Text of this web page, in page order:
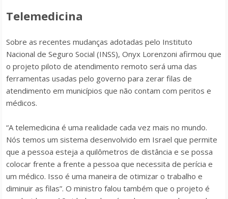
Telemedicina
Sobre as recentes mudanças adotadas pelo Instituto
Nacional de Seguro Social (INSS), Onyx Lorenzoni afirmou que
o projeto piloto de atendimento remoto será uma das
ferramentas usadas pelo governo para zerar filas de
atendimento em municípios que não contam com peritos e
médicos.
“A telemedicina é uma realidade cada vez mais no mundo.
Nós temos um sistema desenvolvido em Israel que permite
que a pessoa esteja a quilômetros de distância e se possa
colocar frente a frente a pessoa que necessita de perícia e
um médico. Isso é uma maneira de otimizar o trabalho e
diminuir as filas”. O ministro falou também que o projeto é